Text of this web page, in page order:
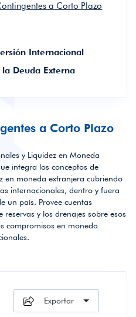
a Corto Plazo
Internacional
Deuda Externa
a Corto Plazo
y Liquidez en Moneda
integra los conceptos de
en moneda extranjera cubriendo
internacionales, dentro y fuera
un país. Provee cuentas
reservas y los drenajes sobre esos
compromisos en moneda
Exportar